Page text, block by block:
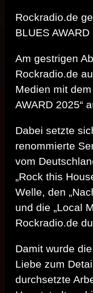
Rockradio.de
BLUES
Am gestrigen
Rockradio.de
Medien mit dem
AWARD 2025“
Dabei setzte
renommierte
vom
„Rock this
Welle, den
und die „Local
Rockradio.de
Damit wurde
Liebe zum
durchsetzte